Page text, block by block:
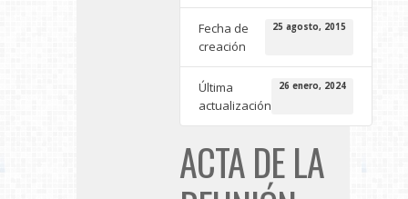
Fecha de
creación
25 agosto, 2015
Última
actualización
26 enero, 2024
ACTA DE LA